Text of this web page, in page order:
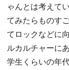
ゃんとは考えて
てみたらものす
てロックなどに
ルカルチャーに
学生くらいの年